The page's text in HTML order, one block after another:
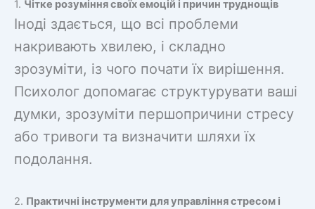
1. Чітке розуміння своїх емоцій і причин труднощів
Іноді здається, що всі проблеми
накривають хвилею, і складно
зрозуміти, із чого почати їх вирішення.
Психолог допомагає структурувати ваші
думки, зрозуміти першопричини стресу
або тривоги та визначити шляхи їх
подолання.
2. Практичні інструменти для управління стресом і